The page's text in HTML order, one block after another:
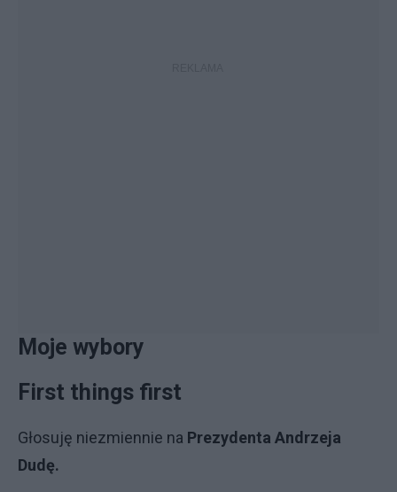
Moje wybory
First things first
Głosuję niezmiennie na Prezydenta Andrzeja
Dudę.